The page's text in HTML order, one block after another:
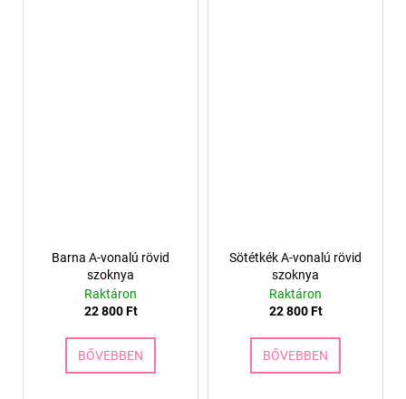
Barna A-vonalú rövid
szoknya
Raktáron
22 800 Ft
BŐVEBBEN
Sötétkék A-vonalú rövid
szoknya
Raktáron
22 800 Ft
BŐVEBBEN